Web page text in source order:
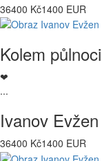
36400 Kč1400 EUR
Kolem půlnoci
❤
...
Ivanov Evžen
36400 Kč1400 EUR